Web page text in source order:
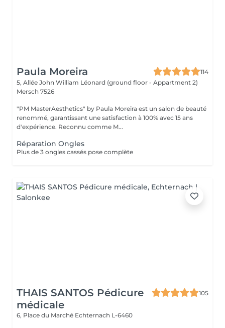
Paula Moreira
114
5, Allée John William Léonard (ground floor - Appartment 2)
Mersch 7526
"PM MasterAesthetics" by Paula Moreira est un salon de beauté
renommé, garantissant une satisfaction à 100% avec 15 ans
d'expérience. Reconnu comme M...
Réparation Ongles
Plus de 3 ongles cassés pose complète
THAIS SANTOS Pédicure
médicale
105
6, Place du Marché Echternach L-6460